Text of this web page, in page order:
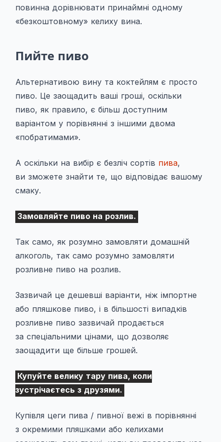
повинна дорівнювати принаймні одному
«безкоштовному» келиху вина.
Пийте пиво
Альтернативою вину та коктейлям є просто
пиво. Це заощадить ваші гроші, оскільки
пиво, як правило, є більш доступним
варіантом у порівнянні з іншими двома
«побратимами».
А оскільки на вибір є безліч сортів пива,
ви зможете знайти те, що відповідає вашому
смаку.
Замовляйте пиво на розлив.
Так само, як розумно замовляти домашній
алкоголь, так само розумно замовляти
розливне пиво на розлив.
Зазвичай це дешевші варіанти, ніж імпортне
або пляшкове пиво, і в більшості випадків
розливне пиво зазвичай продається
за спеціальними цінами, що дозволяє
заощадити ще більше грошей.
Купуйте велику тару пива, коли
зустрічаєтесь з друзями.
Купівля цеги пива / пивної вежі в порівнянні
з окремими пляшками або келихами